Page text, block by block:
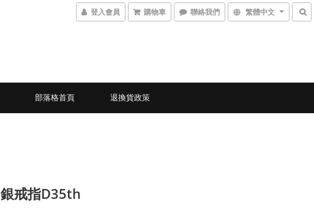
登入會員 購物車 聯絡我們 繁體中文
部落格首頁 退換貨政策
銀戒指D35th